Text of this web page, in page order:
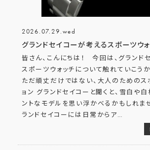
2026.07.29.wed
グランドセイコーが考えるスポーツウ
皆さん、こんにちは！ 今回は、グランド
スポーツウォッチについて触れていこう
ただ頑丈だけではない、大人のためのス
ョン グランドセイコーと聞くと、雪白や
ントなモデルを思い浮かべるかもしれま
ランドセイコーには日常からア…